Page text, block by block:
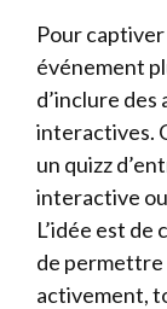
Pour
événement
d’inclure
interactives.
un quizz
interactive
L’idée est
de permettre
activement,